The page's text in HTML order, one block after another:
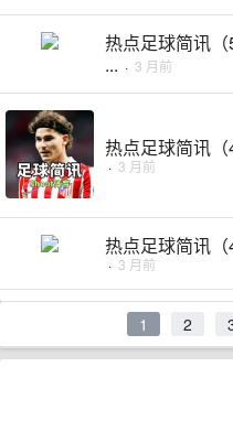
热点足球简讯
... · 3 月前
热点足球简讯
· 3 月前
热点足球简讯
· 3 月前
1 2